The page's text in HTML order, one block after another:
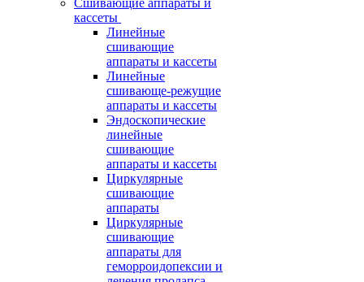
Сшивающие аппараты и
кассеты
Линейные
сшивающие
аппараты и кассеты
Линейные
сшивающе-режущие
аппараты и кассеты
Эндоскопические
линейные
сшивающие
аппараты и кассеты
Циркулярные
сшивающие
аппараты
Циркулярные
сшивающие
аппараты для
геморроидопексии и